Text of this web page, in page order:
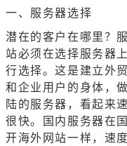
一、服务器选择
潜在的客户在哪里？
站必须在选择服务器
行选择。这是建立外
和企业用户的身体，
陆的服务器，看起来
很快。国内服务器在
开海外网站一样，速